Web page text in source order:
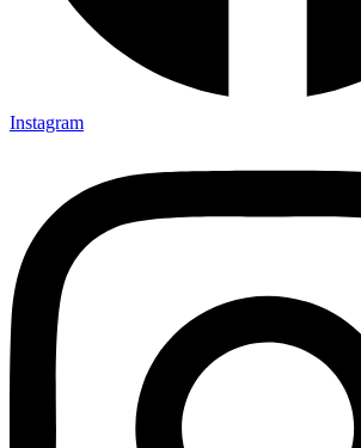
Instagram